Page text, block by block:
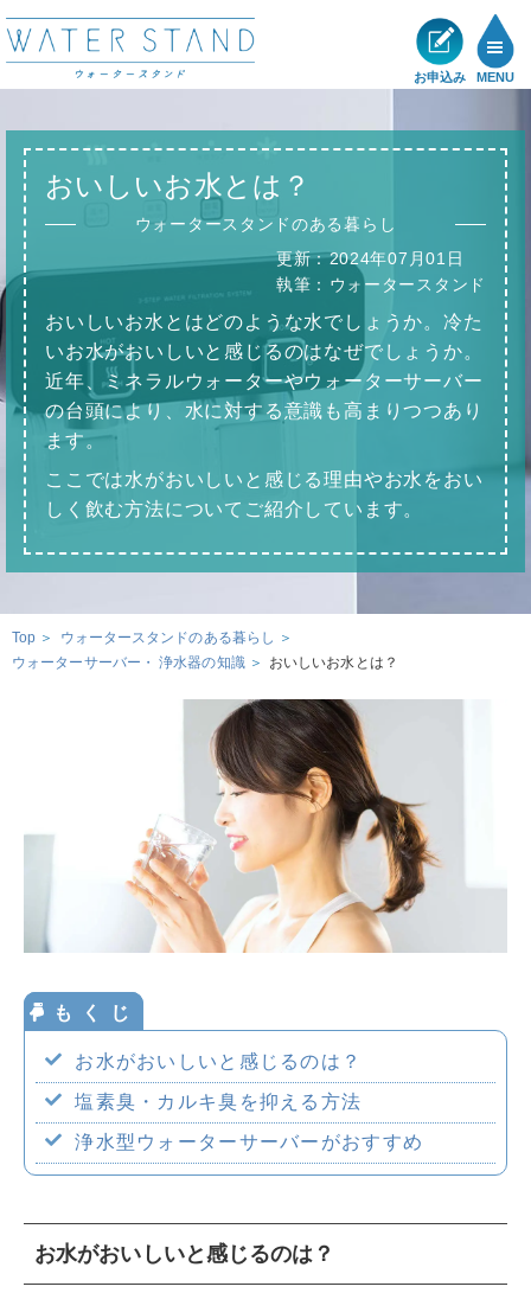
お申込み MENU
メリット
ショールーム
展示・キャンペーン情報
お客様の声
サポート
ウォータースタンドのある暮らし
ウォータースタンド活用術
ウォーターサーバー・浄水器の知識
美容・健康のお水
妊娠・育児のお水
資料請求・お問合せ
お申込み
0120-032
おみず
114
いいよ
企業情報
おいしいお水とは？
ウォータースタンドのある暮らし
更新：2024年07月01日
執筆： ウォータースタンド
おいしいお水とはどのような水でしょうか。冷た
いお水がおいしいと感じるのはなぜでしょうか。
近年、ミネラルウォーターやウォーターサーバー
の台頭により、水に対する意識も高まりつつあり
ます。
ここでは水がおいしいと感じる理由やお水をおい
しく飲む方法についてご紹介しています。
Top
ウォータースタンドのある暮らし
ウォーターサーバー・ 浄水器の知識
おいしいお水とは？
お水がおいしいと感じるのは？
塩素臭・カルキ臭を抑える方法
浄水型ウォーターサーバーがおすすめ
お水がおいしいと感じるのは？